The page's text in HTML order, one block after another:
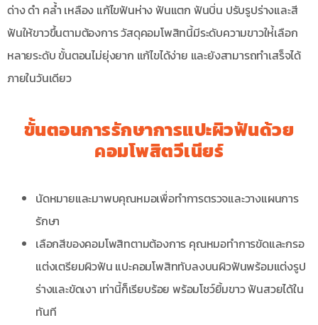
ด่าง ดำ คล้ำ เหลือง แก้ไขฟันห่าง ฟันแตก ฟันบิ่น ปรับรูปร่างและสี
ฟันให้ขาวขึ้นตามต้องการ วัสดุคอมโพสิทนี้มีระดับความขาวให่้เลือก
หลายระดับ ขั้นตอนไม่ยุ่งยาก แก้ไขได้ง่าย และยังสามารถทำเสร็จได้
ภายในวันเดียว
ขั้นตอนการรักษาการแปะผิวฟันด้วย
คอมโพสิตวีเนียร์
นัดหมายและมาพบคุณหมอเพื่อทำการตรวจและวางแผนการ
รักษา
เลือกสีของคอมโพสิทตามต้องการ คุณหมอทำการขัดและกรอ
แต่งเตรียมผิวฟัน แปะคอมโพสิททับลงบนผิวฟันพร้อมแต่งรูป
ร่างและขัดเงา เท่านี้ก็เรียบร้อย พร้อมโชว์ยิ้มขาว ฟันสวยได้ใน
ทันที